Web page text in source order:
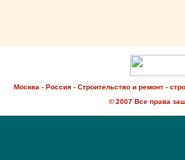
Москва - Россия - Строительство и ремонт -
© 2007 Все права